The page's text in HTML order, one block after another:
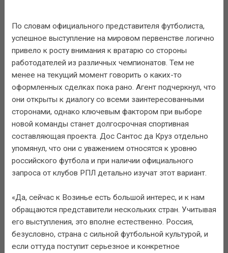
По словам официального представителя футболиста,
успешное выступление на мировом первенстве логично
привело к росту внимания к вратарю со стороны
работодателей из различных чемпионатов. Тем не
менее на текущий момент говорить о каких-то
оформленных сделках пока рано. Агент подчеркнул, что
они открыты к диалогу со всеми заинтересованными
сторонами, однако ключевым фактором при выборе
новой команды станет долгосрочная спортивная
составляющая проекта. Дос Сантос да Круз отдельно
упомянул, что они с уважением относятся к уровню
российского футбола и при наличии официального
запроса от клубов РПЛ детально изучат этот вариант.
«Да, сейчас к Возинье есть большой интерес, и к нам
обращаются представители нескольких стран. Учитывая
его выступления, это вполне естественно. Россия,
безусловно, страна с сильной футбольной культурой, и
если оттуда поступит серьезное и конкретное